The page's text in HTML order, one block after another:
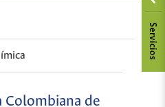
Colombiana de